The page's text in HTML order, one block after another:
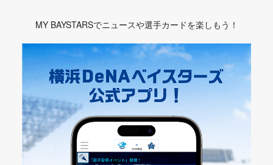
MY BAYSTARSでニュースや選手カードを楽しもう！